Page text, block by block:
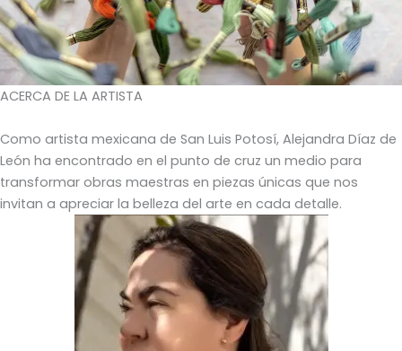
ACERCA DE LA ARTISTA
Como artista mexicana de San Luis Potosí, Alejandra Díaz de
León ha encontrado en el punto de cruz un medio para
transformar obras maestras en piezas únicas que nos
invitan a apreciar la belleza del arte en cada detalle.